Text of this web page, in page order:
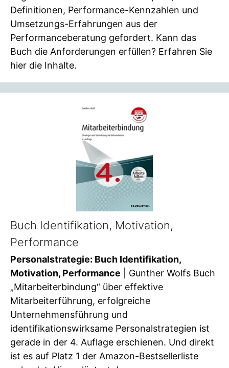
Definitionen, Performance-Kennzahlen und
Umsetzungs-Erfahrungen aus der
Performanceberatung gefordert. Kann das
Buch die Anforderungen erfüllen? Erfahren Sie
hier die Inhalte.
Buch Identifikation, Motivation,
Performance
Personalstrategie: Buch Identifikation,
Motivation, Performance | Gunther Wolfs Buch
„Mitarbeiterbindung“ über effektive
Mitarbeiterführung, erfolgreiche
Unternehmensführung und
identifikationswirksame Personalstrategien ist
gerade in der 4. Auflage erschienen. Und direkt
ist es auf Platz 1 der Amazon-Bestsellerliste